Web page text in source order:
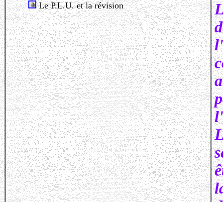
Le P.L.U. et la révision